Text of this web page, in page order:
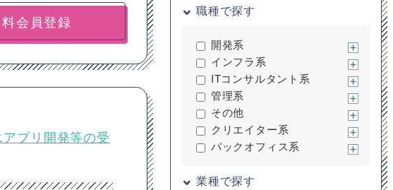
会員登録
プリ開発等の受
職種で探す
開発系
インフラ系
ITコンサルタント系
管理系
その他
クリエイター系
バックオフィス系
業種で探す